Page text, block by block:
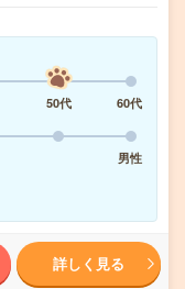
50代
60代
男性
詳しく見る